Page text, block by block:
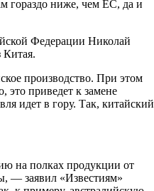
гораздо ниже, чем ЕС, да и
Федерации Николай
Китая.
производство. При этом
это приведет к замене
идет в гору. Так, китайский
на полках продукции от
— заявил «Известиям»